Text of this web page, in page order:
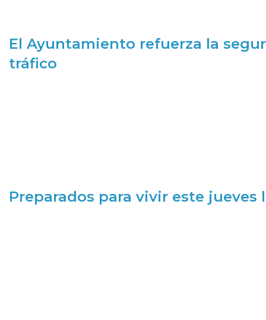
El Ayuntamiento refuerza la
tráfico
Preparados para vivir este jueves